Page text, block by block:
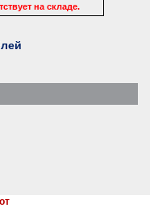
на складе.